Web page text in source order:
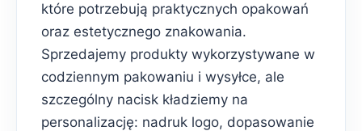
które potrzebują praktycznych opakowań
oraz estetycznego znakowania.
Sprzedajemy produkty wykorzystywane w
codziennym pakowaniu i wysyłce, ale
szczególny nacisk kładziemy na
personalizację: nadruk logo, dopasowanie